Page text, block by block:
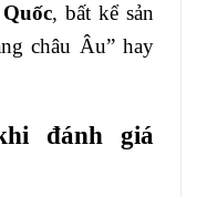
, bất kể sản
châu Âu” hay
đánh giá